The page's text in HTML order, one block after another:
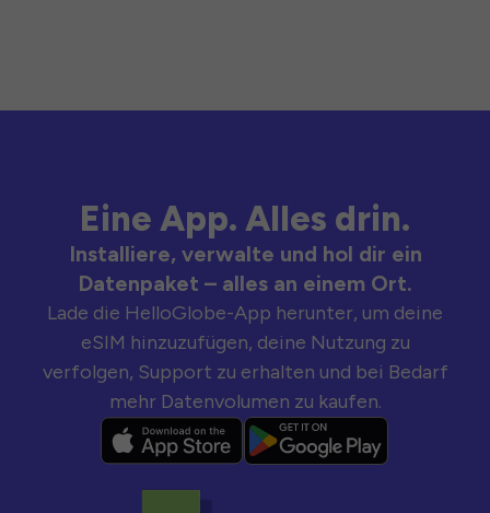
Eine App. Alles drin.
Installiere, verwalte und hol dir ein
Datenpaket – alles an einem Ort.
Lade die HelloGlobe-App herunter, um deine
eSIM hinzuzufügen, deine Nutzung zu
verfolgen, Support zu erhalten und bei Bedarf
mehr Datenvolumen zu kaufen.